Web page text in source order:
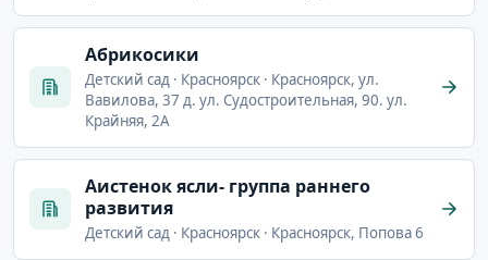
Абрикосики
Детский сад · Красноярск · Красноярск, ул.
Вавилова, 37 д. ул. Судостроительная, 90. ул.
Крайняя, 2А
Аистенок ясли- группа раннего
развития
Детский сад · Красноярск · Красноярск, Попова 6